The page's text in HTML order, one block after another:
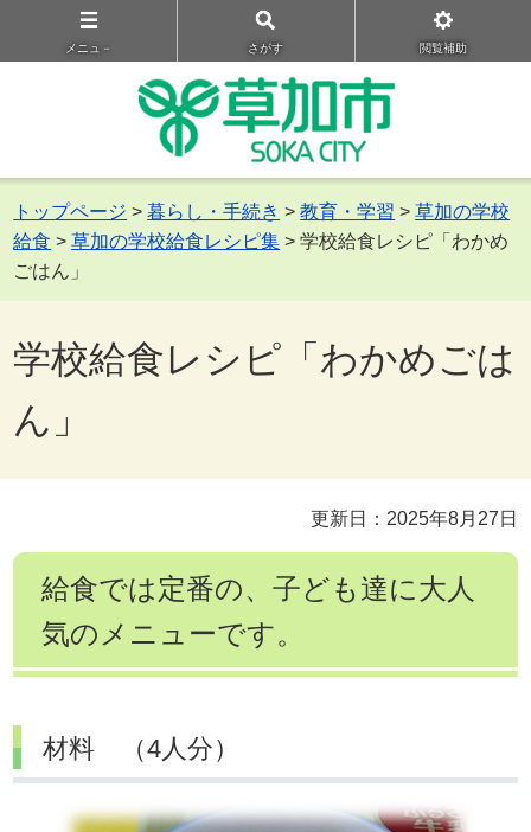
メニュ－ さがす 閲覧補助
トップページ >暮らし・手続き >教育・学習 >草加の学校
給食 >草加の学校給食レシピ集 > 学校給食レシピ「わかめ
ごはん」
学校給食レシピ「わかめごは
ん」
更新日：2025年8月27日
給食では定番の、子ども達に大人
気のメニューです。
材料 （4人分）